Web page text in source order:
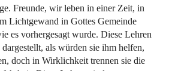
Freunde, wir leben in einer Zeit, in
Lichtgewand in Gottes Gemeinde
es vorhergesagt wurde. Diese Lehren
als würden sie ihm helfen,
doch in Wirklichkeit trennen sie die